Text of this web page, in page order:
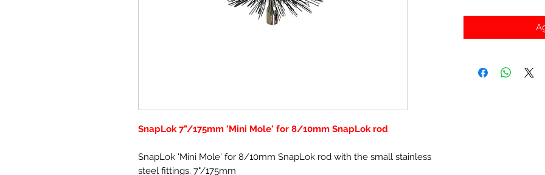
SnapLok 7"/175mm 'Mini Mole' for 8/10mm SnapLok rod
SnapLok 'Mini Mole' for 8/10mm SnapLok rod with the small stainless
steel fittings. 7"/175mm